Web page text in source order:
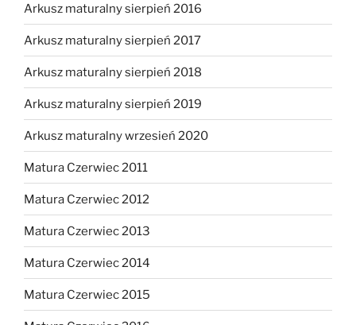
Arkusz maturalny sierpień 2016
Arkusz maturalny sierpień 2017
Arkusz maturalny sierpień 2018
Arkusz maturalny sierpień 2019
Arkusz maturalny wrzesień 2020
Matura Czerwiec 2011
Matura Czerwiec 2012
Matura Czerwiec 2013
Matura Czerwiec 2014
Matura Czerwiec 2015